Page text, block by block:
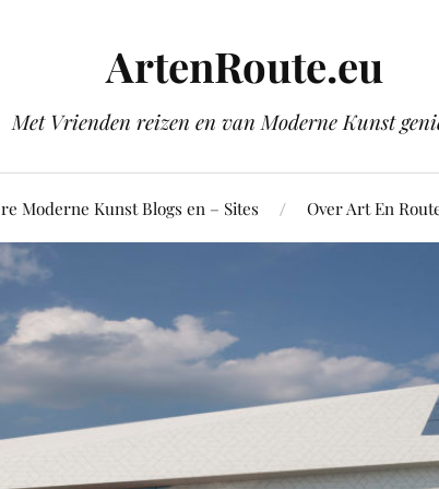
ArtenRoute.eu
Met Vrienden reizen en van Moderne Kunst
Moderne Kunst Blogs en – Sites Over Art En